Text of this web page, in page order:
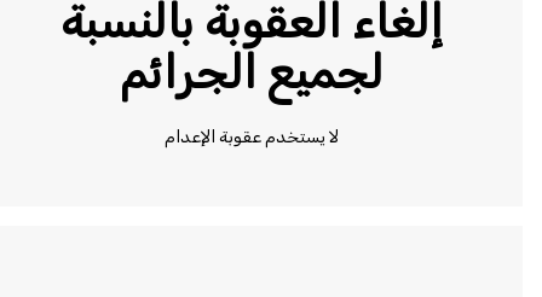
إلغاء العقوبة بالنسبة
لجميع الجرائم
لا يستخدم عقوبة الإعدام